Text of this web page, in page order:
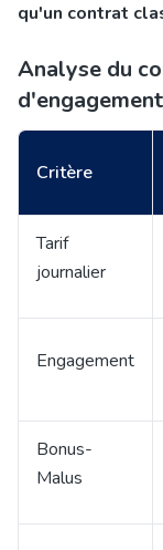
qu'un contrat
Analyse du
d'engagement
Critère
Tarif
journalier
Engagement
Bonus-
Malus